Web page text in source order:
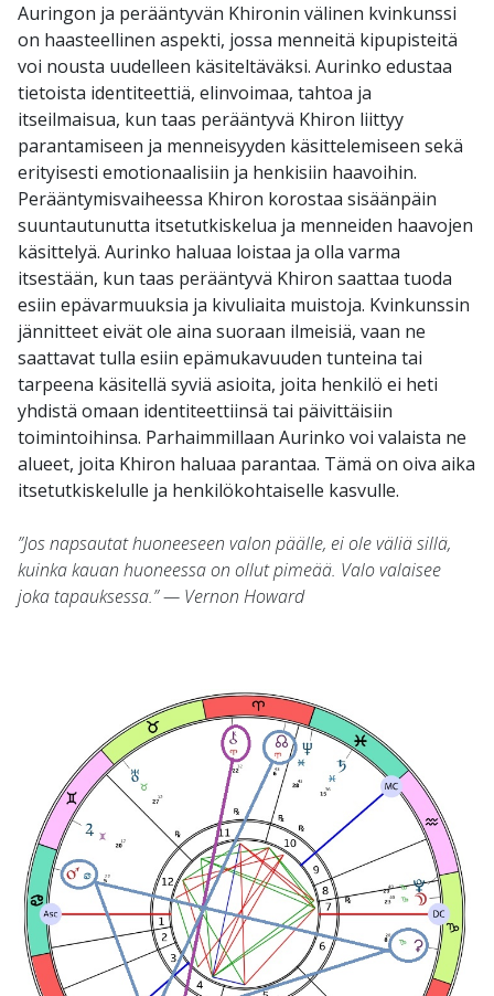
Auringon ja perääntyvän Khironin välinen kvinkunssi
on haasteellinen aspekti, jossa menneitä kipupisteitä
voi nousta uudelleen käsiteltäväksi. Aurinko edustaa
tietoista identiteettiä, elinvoimaa, tahtoa ja
itseilmaisua, kun taas perääntyvä Khiron liittyy
parantamiseen ja menneisyyden käsittelemiseen sekä
erityisesti emotionaalisiin ja henkisiin haavoihin.
Perääntymisvaiheessa Khiron korostaa sisäänpäin
suuntautunutta itsetutkiskelua ja menneiden haavojen
käsittelyä. Aurinko haluaa loistaa ja olla varma
itsestään, kun taas perääntyvä Khiron saattaa tuoda
esiin epävarmuuksia ja kivuliaita muistoja. Kvinkunssin
jännitteet eivät ole aina suoraan ilmeisiä, vaan ne
saattavat tulla esiin epämukavuuden tunteina tai
tarpeena käsitellä syviä asioita, joita henkilö ei heti
yhdistä omaan identiteettiinsä tai päivittäisiin
toimintoihinsa. Parhaimmillaan Aurinko voi valaista ne
alueet, joita Khiron haluaa parantaa. Tämä on oiva aika
itsetutkiskelulle ja henkilökohtaiselle kasvulle.
”Jos napsautat huoneeseen valon päälle, ei ole väliä sillä,
kuinka kauan huoneessa on ollut pimeää. Valo valaisee
joka tapauksessa.” — Vernon Howard